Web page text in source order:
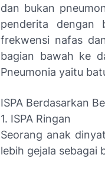
dan bukan
penderita dengan
frekwensi nafas
bagian bawah ke
Pneumonia yaitu
ISPA Berdasarkan
1. ISPA Ringan
Seorang anak
lebih gejala sebagai